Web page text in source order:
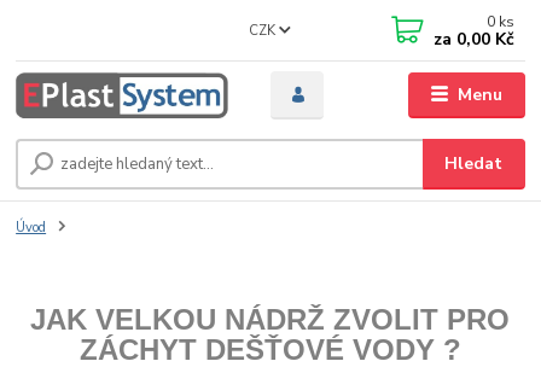
Menu
CZK
Hledat
0 ks
za 0,00 Kč
Úvod
JAK VELKOU NÁDRŽ ZVOLIT PRO
ZÁCHYT DEŠŤOVÉ VODY ?